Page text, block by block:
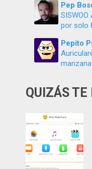
Pep
por solo
Pepito
manzana
QUIZÁS